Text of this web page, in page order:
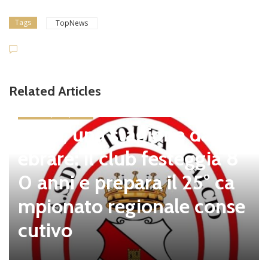
Tags TopNews
Related Articles
Tolfa, una stagione da cel
ebrare: il club festeggia 8
0 anni e prepara il 25° ca
mpionato regionale conse
cutivo